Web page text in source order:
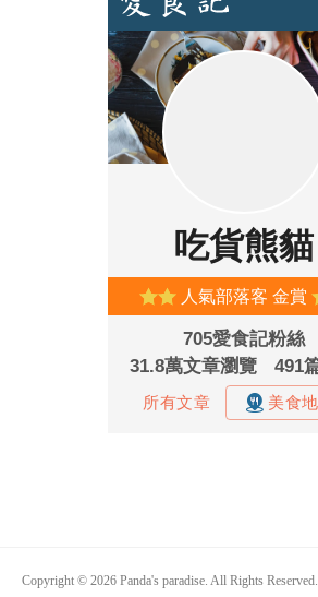
Copyright © 2026 Panda's paradise. All Rights Reserved.